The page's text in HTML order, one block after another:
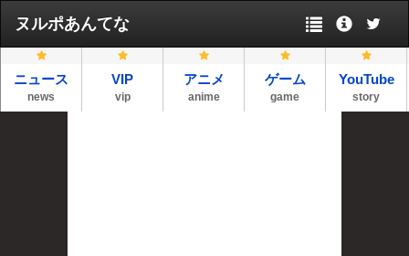
ヌルポあんてな
ニュース
news
VIP
vip
アニメ
anime
ゲーム
game
YouTube
story